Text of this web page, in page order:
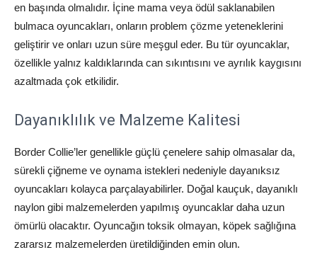
en başında olmalıdır. İçine mama veya ödül saklanabilen
bulmaca oyuncakları, onların problem çözme yeteneklerini
geliştirir ve onları uzun süre meşgul eder. Bu tür oyuncaklar,
özellikle yalnız kaldıklarında can sıkıntısını ve ayrılık kaygısını
azaltmada çok etkilidir.
Dayanıklılık ve Malzeme Kalitesi
Border Collie’ler genellikle güçlü çenelere sahip olmasalar da,
sürekli çiğneme ve oynama istekleri nedeniyle dayanıksız
oyuncakları kolayca parçalayabilirler. Doğal kauçuk, dayanıklı
naylon gibi malzemelerden yapılmış oyuncaklar daha uzun
ömürlü olacaktır. Oyuncağın toksik olmayan, köpek sağlığına
zararsız malzemelerden üretildiğinden emin olun.